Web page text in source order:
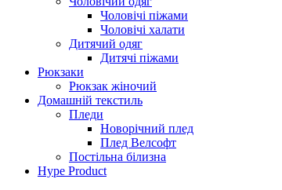
Чоловічі піжами
Чоловічі халати
Дитячий одяг
Дитячі піжами
Рюкзаки
Рюкзак жіночий
Домашній текстиль
Пледи
Новорічний плед
Плед Велсофт
Постільна білизна
Hype Product